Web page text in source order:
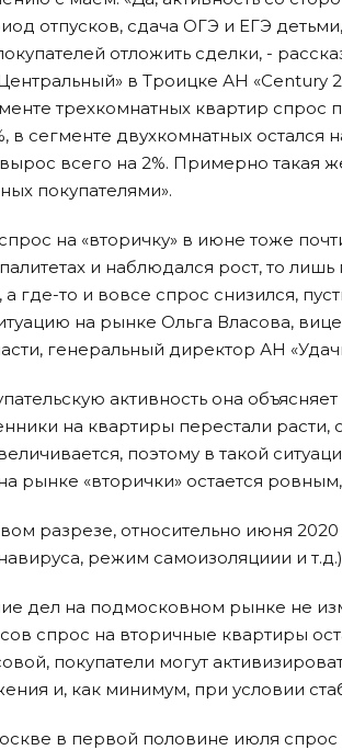
отпусков, сдача ОГЭ и ЕГЭ
отложить сделки, -
в Троицке АН «Century
трехкомнатных квартир
в сегменте двухкомнатных остался
всего на 2%. Примерно такая
покупателями».
на «вторичку» в июне тоже
и наблюдался рост, то лишь
где-то и вовсе спрос снизился,
на рынке Ольга Власова,
генеральный директор АН
активность она
на квартиры перестали
поэтому в такой
рынке «вторички» остается
разрезе, относительно июня
режим самоизоляциии и
дел на подмосковном рынке не
спрос на вторичные квартиры
покупатели могут
и, как минимум, при условии
в первой половине июля